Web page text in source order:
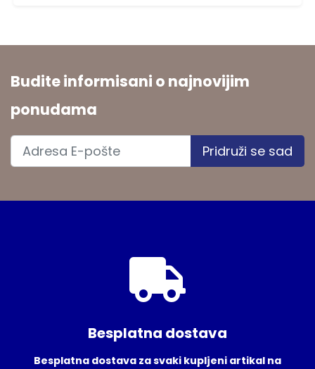
Budite informisani o najnovijim
ponudama
Pridruži se sad
Besplatna dostava
Besplatna dostava za svaki kupljeni artikal na